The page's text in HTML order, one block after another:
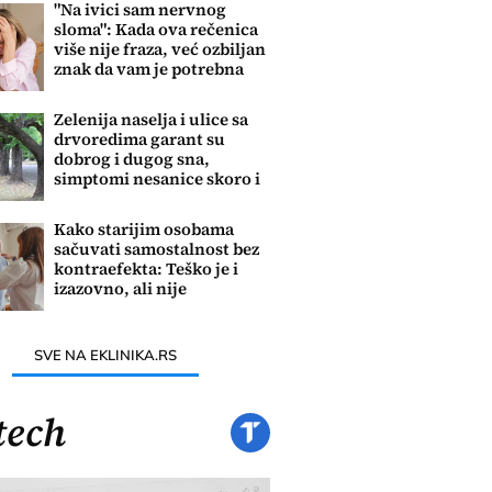
"Na ivici sam nervnog
sloma": Kada ova rečenica
više nije fraza, već ozbiljan
znak da vam je potrebna
Zelenija naselja i ulice sa
drvoredima garant su
dobrog i dugog sna,
simptomi nesanice skoro i
Kako starijim osobama
sačuvati samostalnost bez
kontraefekta: Teško je i
izazovno, ali nije
SVE NA EKLINIKA.RS